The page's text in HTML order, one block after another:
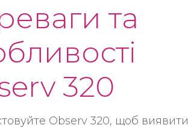
та
320
Observ 320, щоб виявити